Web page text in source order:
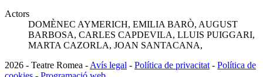
Actors
DOMÈNEC AYMERICH, EMILIA BARÒ, AUGUST
BARBOSA, CARLES CAPDEVILA, LLUIS PUIGGARI,
MARTA CAZORLA, JOAN SANTACANA,
2026 - Teatre Romea - Avís legal - Política de privacitat - Política de